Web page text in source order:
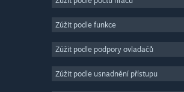
Simulátory
Zúžit podle funkce
Zúžit podle podpory ovladačů
Zúžit podle usnadnění přístupu